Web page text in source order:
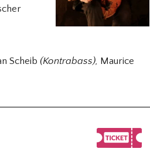
Scheib (Kontrabass), Maurice